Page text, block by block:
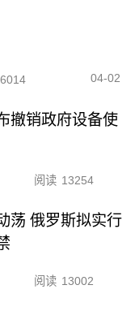
04-02
撤销政府设备使
阅读 13254
荡 俄罗斯拟实行
阅读 13002